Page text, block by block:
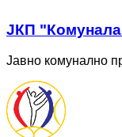
ЈКП
Јавно комунално